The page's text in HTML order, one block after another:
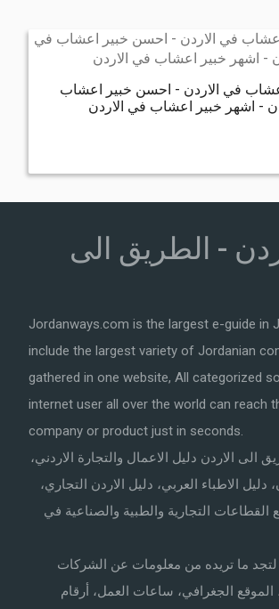
في الاردن - احسن خبير اعشاب
- اشهر خبير اعشاب في الاردن
- الطريق الى
Jordanways.com is the largest e-guide in
include the largest variety of Jordanian
gathered in one website, All categorized
internet user all over the world can reach
company or product just in seconds.
الى الاردن دليل الاعمال والتجارة الاردني،
دليل الاطباء العربي، دليل الاردن التجاري،
التجارية والطبية والصناعية في
لتجد ما تريده من معلومات عن الشركات
الموقع الجغرافي، ساعات العمل، أرقام